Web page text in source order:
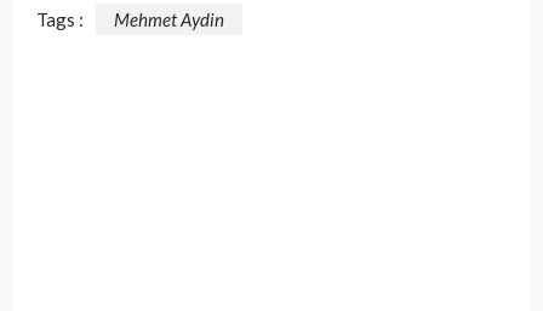
Tags : Mehmet Aydin